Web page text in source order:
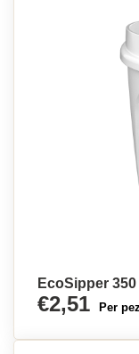
EcoSipper
€2,51 Per